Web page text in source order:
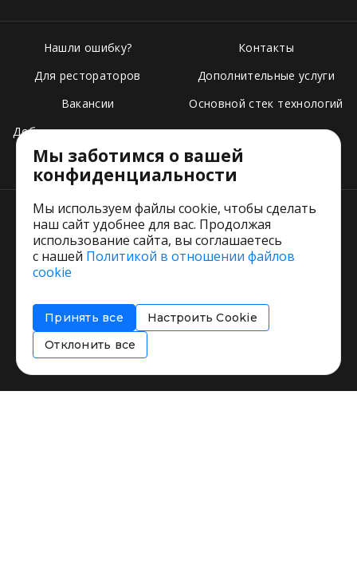
Нашли ошибку?
Для рестораторов
Вакансии
Добавить свое заведение
Тарифы
Контакты
Дополнительные услуги
Основной стек технологий
Пользовательское соглашение
Соглашение об информировании
Политика использования cookies
Мы заботимся о вашей
конфиденциальности
Мы используем файлы cookie, чтобы сделать
наш сайт удобнее для вас. Продолжая
использование сайта, вы соглашаетесь
с нашей Политикой в отношении файлов
cookie
Принять все
Настроить Cookie
Отклонить все